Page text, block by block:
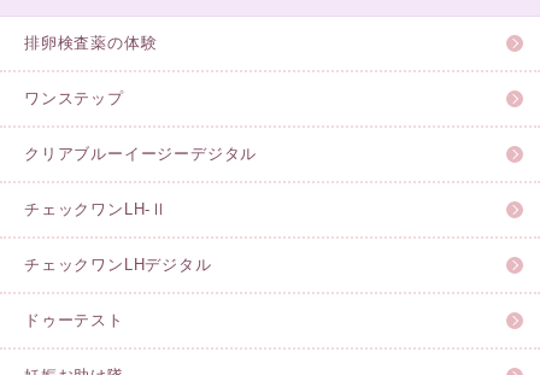
排卵検査薬の体験
ワンステップ
クリアブルーイージーデジタル
チェックワンLH-Ⅱ
チェックワンLHデジタル
ドゥーテスト